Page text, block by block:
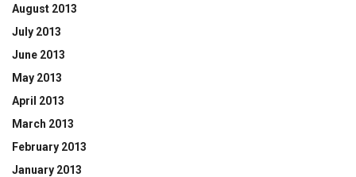
August 2013
July 2013
June 2013
May 2013
April 2013
March 2013
February 2013
January 2013